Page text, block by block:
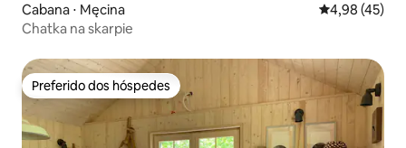
Cabana ⋅ Męcina 4,98 de uma
4,98 (45)
Chatka na skarpie
Preferido dos hóspedes
Preferido dos hóspedes